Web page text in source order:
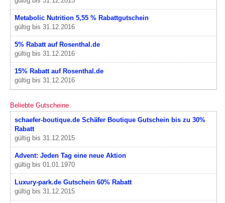
Metabolic Nutrition 5,55 % Rabattgutschein
gültig bis 31.12.2016
5% Rabatt auf Rosenthal.de
gültig bis 31.12.2016
15% Rabatt auf Rosenthal.de
gültig bis 31.12.2016
Beliebte Gutscheine
schaefer-boutique.de Schäfer Boutique Gutschein bis zu 30%
Rabatt
gültig bis 31.12.2015
Advent: Jeden Tag eine neue Aktion
gültig bis 01.01.1970
Luxury-park.de Gutschein 60% Rabatt
gültig bis 31.12.2015